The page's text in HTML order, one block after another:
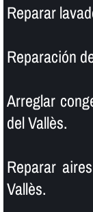
Reparar
Reparación
Arreglar
del Vallès.
Reparar
Vallès.